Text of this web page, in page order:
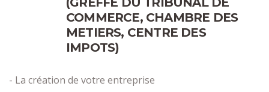
COMMERCE, CHAMBRE DES
METIERS, CENTRE DES
IMPOTS)
- La création de votre entreprise